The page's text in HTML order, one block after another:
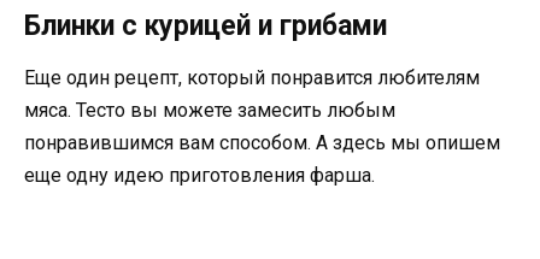
Блинки с курицей и грибами
Еще один рецепт, который понравится любителям
мяса. Тесто вы можете замесить любым
понравившимся вам способом. А здесь мы опишем
еще одну идею приготовления фарша.